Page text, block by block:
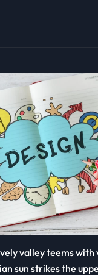
valley teems with
sun strikes the